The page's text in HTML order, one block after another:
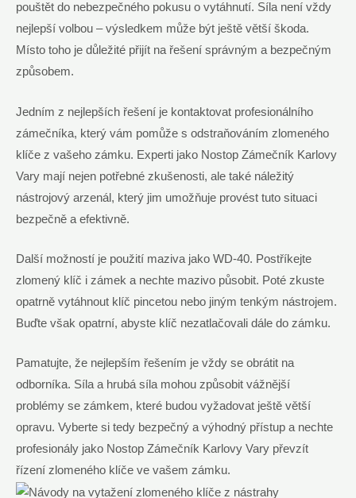
pouštět ⁣do‌ nebezpečného ​pokusu o vytáhnutí.​ Síla není ⁤vždy⁤
nejlepší volbou – výsledkem ‌může být ještě větší škoda.
Místo toho je důležité přijít na ​řešení správným a bezpečným
způsobem.
Jedním z‌ nejlepších řešení je kontaktovat profesionálního
zámečníka, ⁣který vám pomůže s ‌odstraňováním zlomeného
klíče z vašeho zámku. ‍Experti ⁢jako Nostop Zámečník Karlovy
Vary ⁤mají nejen⁣ potřebné⁤ zkušenosti, ale ‌také náležitý
nástrojový arzenál, který⁢ jim umožňuje ⁤provést tuto⁣ situaci
bezpečně a efektivně.
Další možností je použití ⁣maziva jako WD-40. Postříkejte
zlomený klíč i zámek⁣ a​ nechte⁢ mazivo působit. Poté zkuste
opatrně vytáhnout klíč pincetou​ nebo‍ jiným ⁤tenkým nástrojem.
Buďte však opatrní, abyste klíč nezatlačovali dále do ⁤zámku.
Pamatujte, že nejlepším řešením je ⁢vždy⁤ se obrátit​ na
odborníka. Síla a‍ hrubá síla ⁤mohou způsobit ⁢vážnější
problémy se zámkem,‍ které budou vyžadovat ještě​ větší
opravu.​ Vyberte si tedy bezpečný a výhodný⁤ přístup a ​nechte
profesionály jako Nostop‍ Zámečník Karlovy Vary ⁤převzít
řízení zlomeného klíče ve vašem‍ zámku.